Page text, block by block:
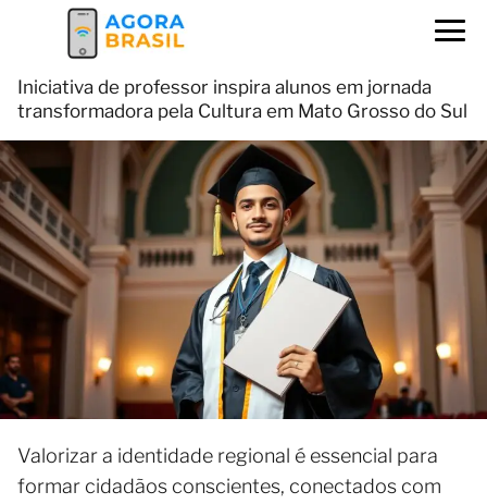
Iniciativa de professor inspira alunos em jornada
transformadora pela Cultura em Mato Grosso do Sul
Valorizar a identidade regional é essencial para
formar cidadãos conscientes, conectados com